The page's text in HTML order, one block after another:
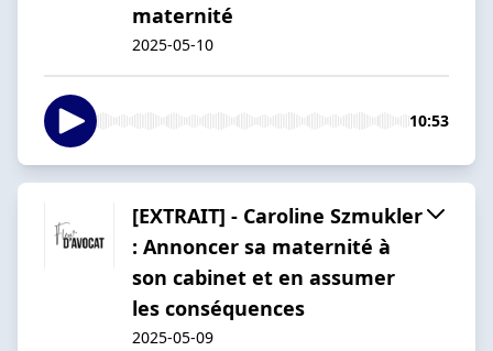
maternité
2025-05-10
10:53
[EXTRAIT] - Caroline Szmukler
: Annoncer sa maternité à
son cabinet et en assumer
les conséquences
2025-05-09